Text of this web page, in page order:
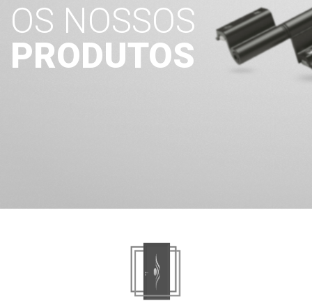
OS NOSSOS
PRODUTOS